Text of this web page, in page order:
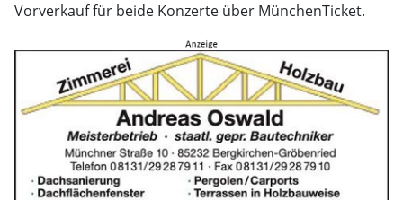
Vorverkauf für beide Konzerte über MünchenTicket.